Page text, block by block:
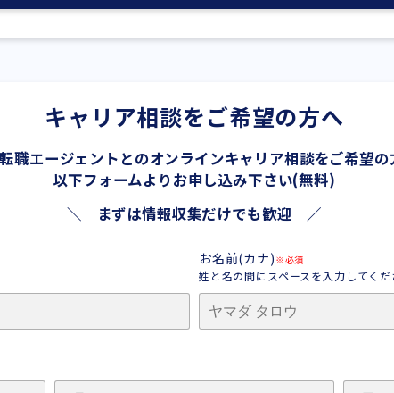
キャリア相談をご希望の方へ
職エージェントとのオンラインキャリア相談をご希望
以下フォームよりお申し込み下さい(無料)
＼ まずは情報収集だけでも歓迎 ／
お名前(カナ) ※必須
姓と名の間にスペースを入力してく